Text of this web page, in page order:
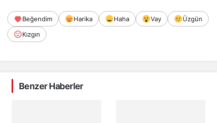
Beğendim Harika Haha Vay
Üzgün
Kızgın
Benzer Haberler